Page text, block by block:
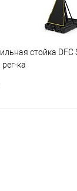
стойка DFC
ка